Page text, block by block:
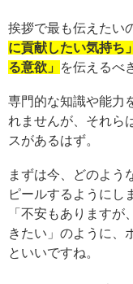
挨拶で最も伝えたい
に貢献したい気持ち」
る意欲」
を伝えるべ
専門的な知識や能力
れませんが、それら
スがあるはず。
まずは今、どのよう
ピールするようにし
「不安もあります
きたい」のように、
といいですね。